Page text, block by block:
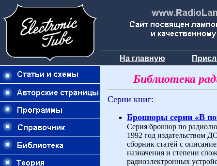
На главную
Библиотека
Серии книг:
Брошюры серии «В
Серия брошюр по
1992 год издательством
сборник статей с
назначения и степени
радиоэлектронных